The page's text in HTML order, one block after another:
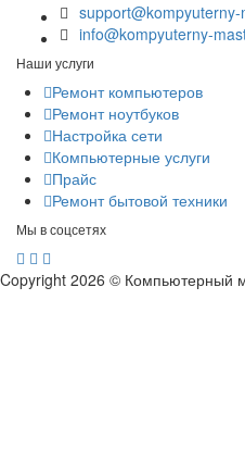
support@kompyuterny-
info@kompyuterny-
Наши услуги
Ремонт компьютеров
Ремонт ноутбуков
Настройка сети
Компьютерные услуги
Прайс
Ремонт бытовой техники
Мы в соцсетях
Copyright 2026 © Компьютерный